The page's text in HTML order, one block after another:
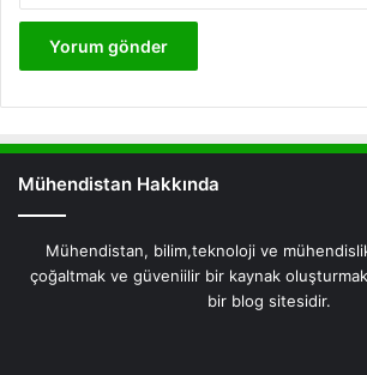
Mühendistan Hakkında
Mühendistan, bilim,teknoloji ve
çoğaltmak ve güveniilir bir kaynak
bir blog sitesidir.